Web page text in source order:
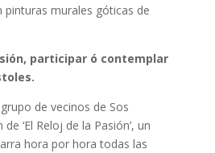
pinturas murales góticas de
participar ó contemplar
de vecinos de Sos
‘El Reloj de la Pasión’, un
hora por hora todas las